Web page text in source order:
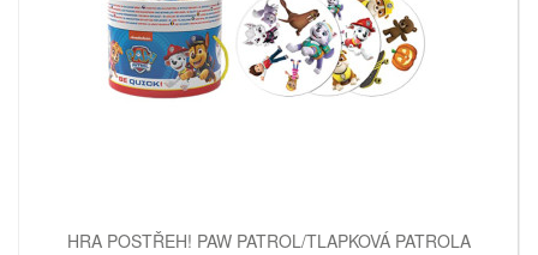
HRA POSTŘEH! PAW PATROL/TLAPKOVÁ PATROLA